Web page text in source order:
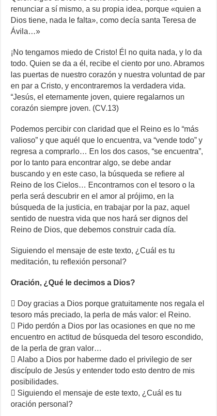
renunciar a sí mismo, a su propia idea, porque «quien a
Dios tiene, nada le falta», como decía santa Teresa de
Ávila…»
¡No tengamos miedo de Cristo! Él no quita nada, y lo da
todo. Quien se da a él, recibe el ciento por uno. Abramos
las puertas de nuestro corazón y nuestra voluntad de par
en par a Cristo, y encontraremos la verdadera vida.
“Jesús, el eternamente joven, quiere regalarnos un
corazón siempre joven. (CV.13)
Podemos percibir con claridad que el Reino es lo “más
valioso” y que aquél que lo encuentra, va “vende todo” y
regresa a comprarlo… En los dos casos, “se encuentra”,
por lo tanto para encontrar algo, se debe andar
buscando y en este caso, la búsqueda se refiere al
Reino de los Cielos… Encontrarnos con el tesoro o la
perla será descubrir en el amor al prójimo, en la
búsqueda de la justicia, en trabajar por la paz, aquel
sentido de nuestra vida que nos hará ser dignos del
Reino de Dios, que debemos construir cada día.
Siguiendo el mensaje de este texto, ¿Cuál es tu
meditación, tu reflexión personal?
Oración, ¿Qué le decimos a Dios?
 Doy gracias a Dios porque gratuitamente nos regala el
tesoro más preciado, la perla de más valor: el Reino.
 Pido perdón a Dios por las ocasiones en que no me
encuentro en actitud de búsqueda del tesoro escondido,
de la perla de gran valor…
 Alabo a Dios por haberme dado el privilegio de ser
discípulo de Jesús y entender todo esto dentro de mis
posibilidades.
 Siguiendo el mensaje de este texto, ¿Cuál es tu
oración personal?